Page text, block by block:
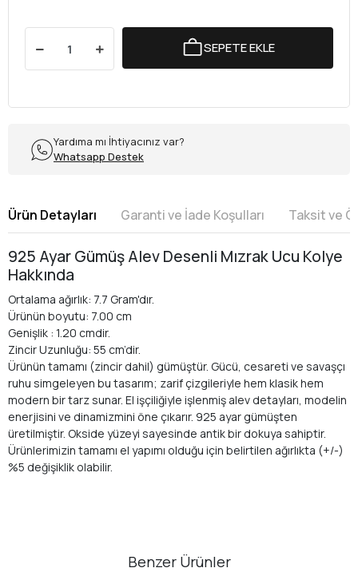
SEPETE EKLE
Yardıma mı İhtiyacınız var?
Whatsapp Destek
Ürün Detayları Garanti ve İade Koşulları Taksit ve
925 Ayar Gümüş Alev Desenli Mızrak Ucu Kolye
Hakkında
Ortalama ağırlık: 7.7 Gram'dır.
Ürünün boyutu: 7.00 cm
Genişlik : 1.20 cmdir.
Zincir Uzunluğu: 55 cm’dir.
Ürünün tamamı (zincir dahil) gümüştür. Gücü, cesareti ve savaşçı
ruhu simgeleyen bu tasarım; zarif çizgileriyle hem klasik hem
modern bir tarz sunar. El işçiliğiyle işlenmiş alev detayları, modelin
enerjisini ve dinamizmini öne çıkarır. 925 ayar gümüşten
üretilmiştir. Okside yüzeyi sayesinde antik bir dokuya sahiptir.
Ürünlerimizin tamamı el yapımı olduğu için belirtilen ağırlıkta (+/-)
%5 değişiklik olabilir.
Benzer Ürünler